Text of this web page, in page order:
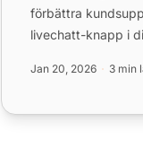
förbättra
livechatt-knapp i
Jan 20, 2026 3 min